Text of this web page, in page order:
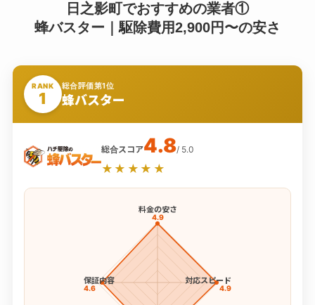
日之影町でおすすめの業者①
蜂バスター｜駆除費用2,900円〜の安さ
RANK
1
総合評価第1位
蜂バスター
総合スコア4.8/ 5.0
★★★★★
料金の安さ
4.9
対応スピード
4.9
保証内容
4.6